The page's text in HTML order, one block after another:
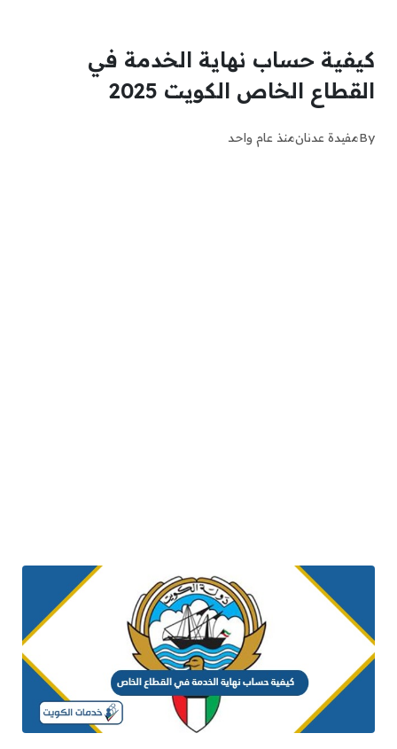
كيفية حساب نهاية الخدمة في
القطاع الخاص الكويت 2025
Byمفيدة عدنانمنذ عام واحد